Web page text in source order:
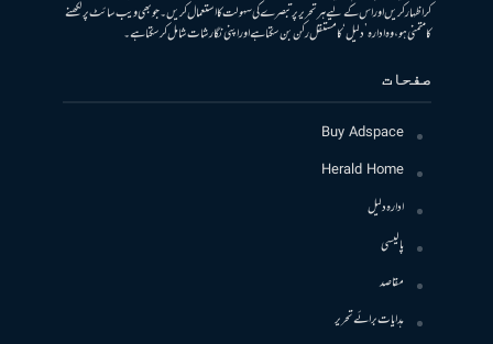
کر اظہار کریں اور اس کے لیے ہر تحریر پر تبصرے کی سہولت کا استعمال کریں۔ جو بھی ویب سائٹ پر لکھنے
کا متمنی ہو، وہ ادارہ ’دلیل‘ کا مستقل رکن بن سکتا ہے اور اپنی نگارشات شامل کرسکتا ہے۔
صفحات
Buy Adspace
Herald Home
ادارہ دلیل
پالیسی
مقاصد
ہدایات برائے تحریر